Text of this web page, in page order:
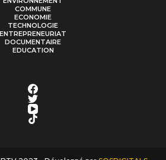
COMMUNE
ECONOMIE
TECHNOLOGIE
ENTREPRENEURIAT
DOCUMENTAIRE
EDUCATION